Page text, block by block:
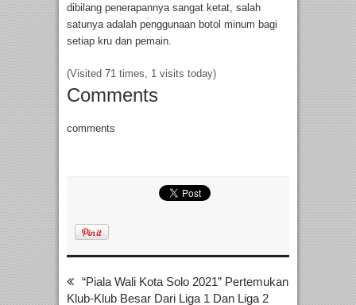
dibilang penerapannya sangat ketat, salah
satunya adalah penggunaan botol minum bagi
setiap kru dan pemain.
(Visited 71 times, 1 visits today)
Comments
comments
“Piala Wali Kota Solo 2021” Pertemukan
Klub-Klub Besar Dari Liga 1 Dan Liga 2